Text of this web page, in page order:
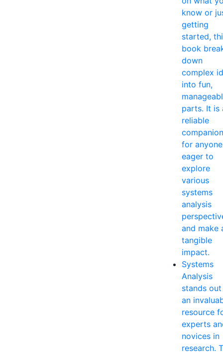
know or
getting
started,
book
down
complex
into fun,
parts. It is
reliable
companion
for anyone
eager to
explore
various
systems
analysis
and make
tangible
impact.
Systems
Analysis
stands out
an
resource
experts
novices in
research.